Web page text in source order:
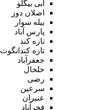
آبی بیگلو
اصلان دوز
بیله سوار
پارس آباد
تازه کند
تازه کندانگوت
جعفرآباد
خلخال
رضی
سرعین
عنبران
فخرآباد